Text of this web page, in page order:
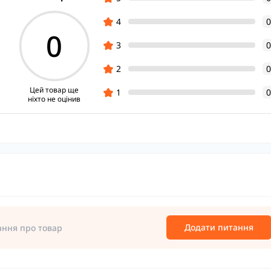
0
Цей товар ще
ніхто не оцінив
4 0
3 0
2 0
1 0
про товар Додати питання